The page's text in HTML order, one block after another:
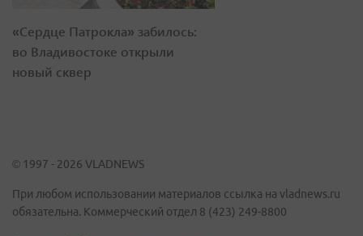
«Сердце Патрокла» забилось:
во Владивостоке открыли
новый сквер
© 1997 - 2026 VLADNEWS
При любом использовании материалов ссылка на vladnews.ru
обязательна. Коммерческий отдел 8 (423) 249-8800